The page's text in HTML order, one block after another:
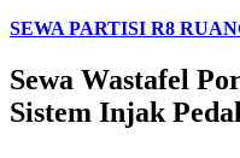
SEWA PARTISI R8
Sewa Wastafel
Sistem Injak Pedal